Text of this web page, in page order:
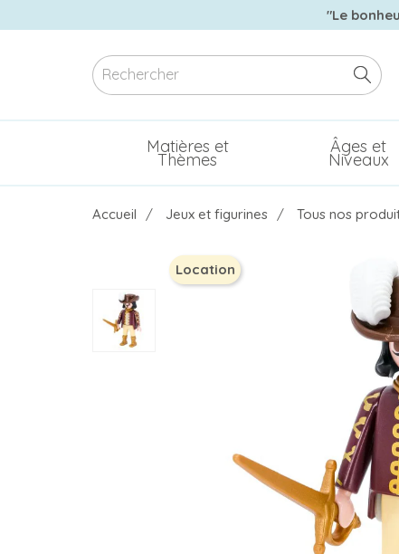
"Le
Matières et
Thèmes
Âges et
Niveaux
Accueil Jeux et figurines Tous nos
Location